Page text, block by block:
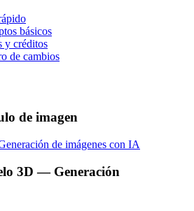
básicos
y créditos
de cambios
de imagen
de imágenes con IA
3D — Generación